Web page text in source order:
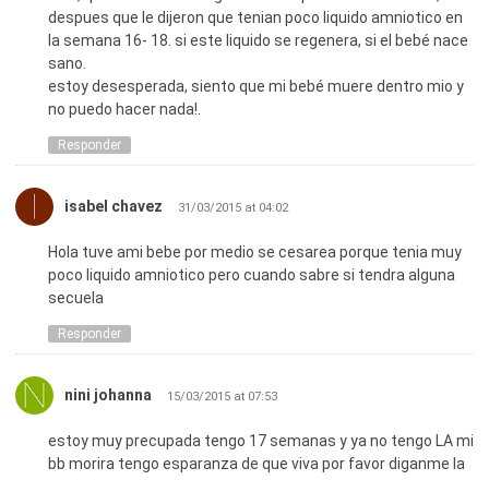
despues que le dijeron que tenian poco liquido amniotico en
la semana 16- 18. si este liquido se regenera, si el bebé nace
sano.
estoy desesperada, siento que mi bebé muere dentro mio y
no puedo hacer nada!.
Responder
isabel chavez 31/03/2015 at 04:02
Hola tuve ami bebe por medio se cesarea porque tenia muy
poco liquido amniotico pero cuando sabre si tendra alguna
secuela
Responder
nini johanna 15/03/2015 at 07:53
estoy muy precupada tengo 17 semanas y ya no tengo LA mi
bb morira tengo esparanza de que viva por favor diganme la